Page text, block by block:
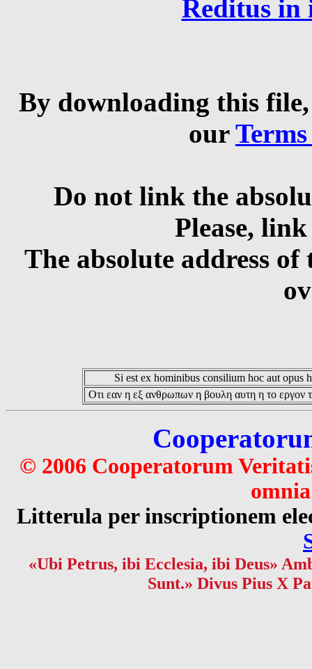
Reditus in
By downloading this
our
Do not link the
Please,
The absolute address
Si est ex hominibus consilium hoc aut opus
Οτι εαν η εξ ανθρωπων η βουλη αυτη η το εργον
© 2006 Cooperatorum
Litterula per inscriptionem
«Ubi Petrus, ibi Ecclesia, ibi Deus»
Sunt.» Divus Pius X